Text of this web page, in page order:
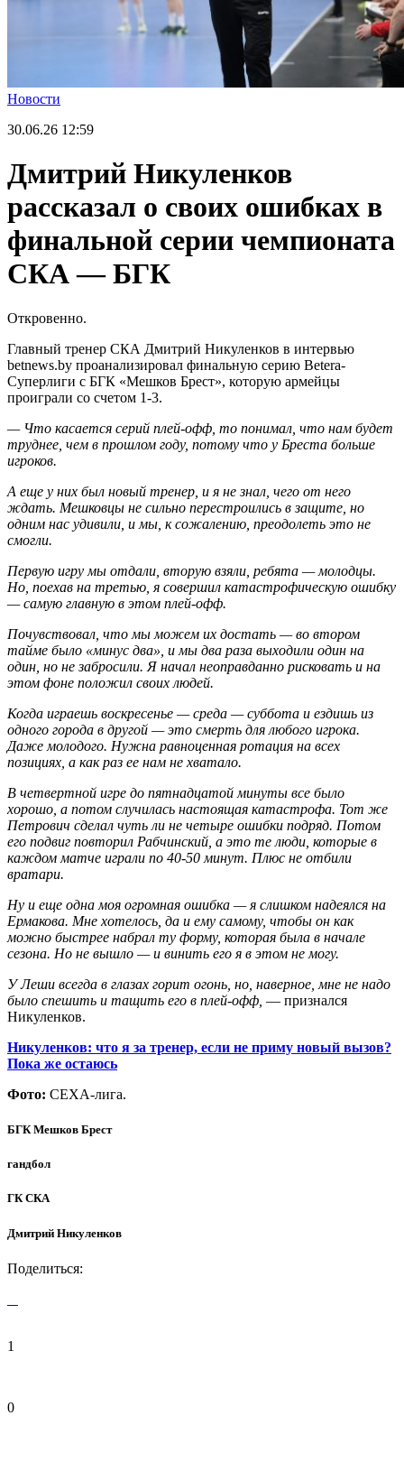
Новости
30.06.26 12:59
Дмитрий Никуленков
рассказал о своих ошибках в
финальной серии чемпионата
СКА — БГК
Откровенно.
Главный тренер СКА Дмитрий Никуленков в интервью
betnews.by проанализировал финальную серию Betera-
Суперлиги с БГК «Мешков Брест», которую армейцы
проиграли со счетом 1-3.
— Что касается серий плей-офф, то понимал, что нам будет
труднее, чем в прошлом году, потому что у Бреста больше
игроков.
А еще у них был новый тренер, и я не знал, чего от него
ждать. Мешковцы не сильно перестроились в защите, но
одним нас удивили, и мы, к сожалению, преодолеть это не
смогли.
Первую игру мы отдали, вторую взяли, ребята — молодцы.
Но, поехав на третью, я совершил катастрофическую ошибку
— самую главную в этом плей-офф.
Почувствовал, что мы можем их достать — во втором
тайме было «минус два», и мы два раза выходили один на
один, но не забросили. Я начал неоправданно рисковать и на
этом фоне положил своих людей.
Когда играешь воскресенье — среда — суббота и ездишь из
одного города в другой — это смерть для любого игрока.
Даже молодого. Нужна равноценная ротация на всех
позициях, а как раз ее нам не хватало.
В четвертной игре до пятнадцатой минуты все было
хорошо, а потом случилась настоящая катастрофа. Тот же
Петрович сделал чуть ли не четыре ошибки подряд. Потом
его подвиг повторил Рабчинский, а это те люди, которые в
каждом матче играли по 40-50 минут. Плюс не отбили
вратари.
Ну и еще одна моя огромная ошибка — я слишком надеялся на
Ермакова. Мне хотелось, да и ему самому, чтобы он как
можно быстрее набрал ту форму, которая была в начале
сезона. Но не вышло — и винить его я в этом не могу.
У Леши всегда в глазах горит огонь, но, наверное, мне не надо
было спешить и тащить его в плей-офф, — признался
Никуленков.
Никуленков: что я за тренер, если не приму новый вызов?
Пока же остаюсь
Фото: СЕХА-лига.
БГК Мешков Брест
гандбол
ГК СКА
Дмитрий Никуленков
Поделиться:
1
0